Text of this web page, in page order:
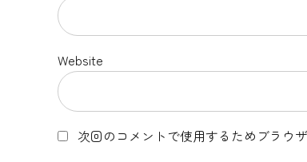
Website
次回のコメントで使用するためブラウ